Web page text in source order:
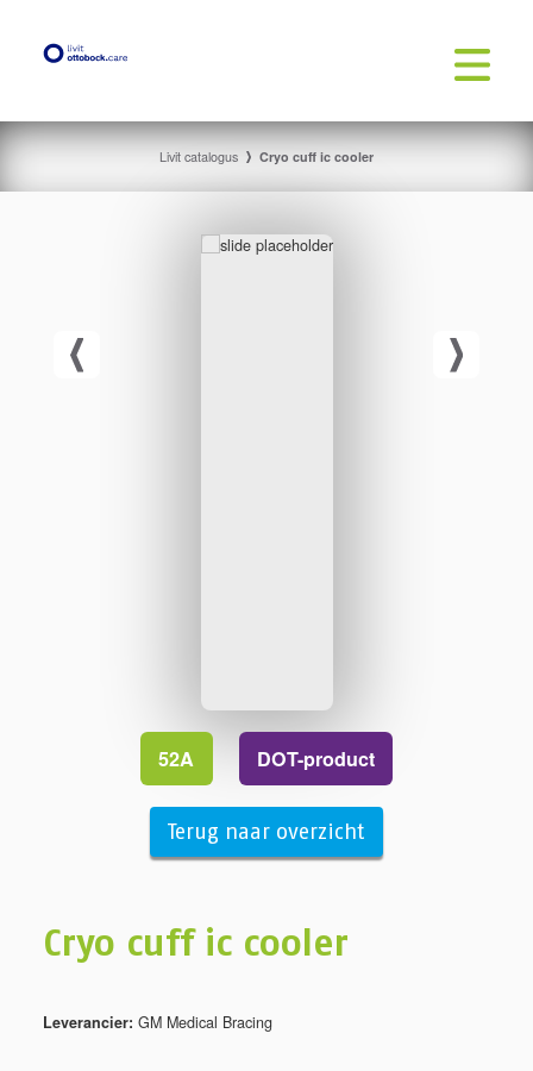
Livit catalogus Cryo cuff ic cooler
52A DOT-product
Terug naar overzicht
Cryo cuff ic cooler
Leverancier: GM Medical Bracing